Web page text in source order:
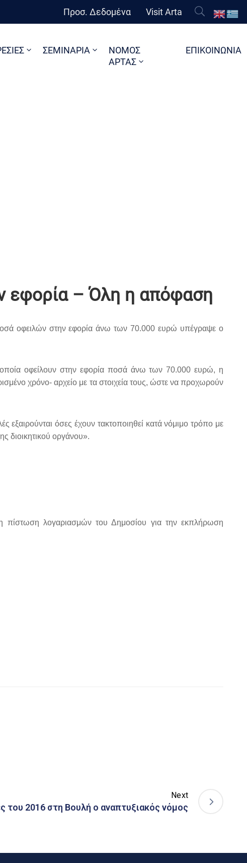
Προσ. Δεδομένα Visit Arta
ΣΕΜΙΝΑΡΙΑ
ΝΟΜΟΣ
ΑΡΤΑΣ
ΕΠΙΚΟΙΝΩΝΙΑ
εφορία – Όλη η απόφαση
οφειλών στην εφορία άνω των 70.000 ευρώ υπέγραψε ο
οφείλουν στην εφορία ποσά άνω των 70.000 ευρώ, η
χρόνο- αρχείο με τα στοιχεία τους, ώστε να προχωρούν
όσες έχουν τακτοποιηθεί κατά νόμιμο τρόπο με
διοικητικού οργάνου».
πίστωση λογαριασμών του Δημοσίου για την εκπλήρωση
Next
του 2016 στη Βουλή ο αναπτυξιακός νόμος